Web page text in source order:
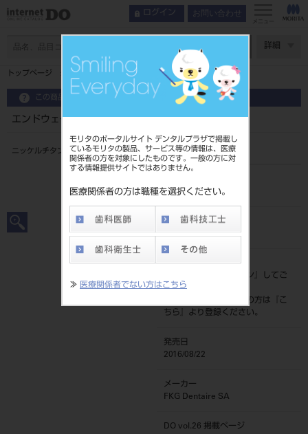
モリタのポータルサイト デンタルプラザで掲載し
ているモリタの製品、サービス等の情報は、医療
関係者の方を対象にしたものです。一般の方に対
する情報提供サイトではありません。
医療関係者の方は職種を選択ください。
≫ 医療関係者でない方はこちら
ログイン お問い合わせ
メニュー
詳細
トップページ エンドウェーブ 06テーパー 17㎜ #25
この商品に関するお問い合わせ
エンドウェーブ 06テーパー 17㎜ #25
ニッケルチタン製ファイルCA用
206380022
JAN/EANコード
標準価格
ログイン
』してご
覧ください。
ネット会員登録がまだの方は『
こ
ちら
』より登録ください。
発売日
2016/08/22
メーカー
FKG Dentaire SA
DO vol.26 掲載ページ